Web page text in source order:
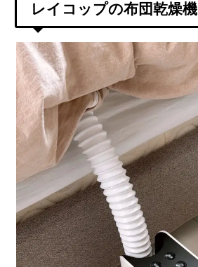
レイコップの布団乾燥機